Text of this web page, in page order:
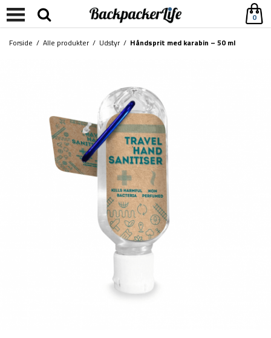
0
Forside / Alle produkter/ Udstyr/ Håndsprit med karabin – 50 ml